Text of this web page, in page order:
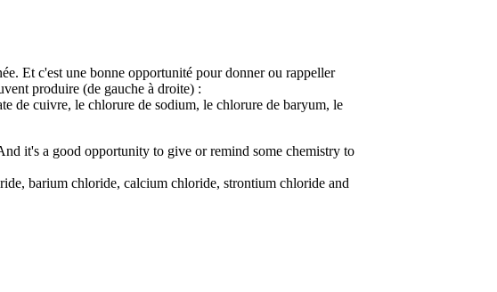
Et c'est une bonne opportunité pour donner ou rappeller
produire (de gauche à droite) :
de cuivre, le chlorure de sodium, le chlorure de baryum, le
it's a good opportunity to give or remind some chemistry to
barium chloride, calcium chloride, strontium chloride and